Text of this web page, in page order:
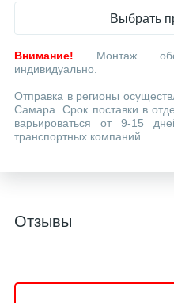
Выбрать
Внимание! Монтаж
индивидуально.
Отправка в регионы
Самара. Срок поставки в
варьироваться от 9-15
транспортных компаний.
Отзывы